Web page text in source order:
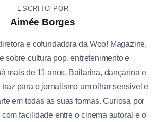
ESCRITO POR
Aimée Borges
e cofundadora da Woo! Magazine,
sobre cultura pop, entretenimento e
mais de 11 anos. Bailarina, dançarina e
traz para o jornalismo um olhar sensível e
em todas as suas formas. Curiosa por
com facilidade entre o cinema autoral e o